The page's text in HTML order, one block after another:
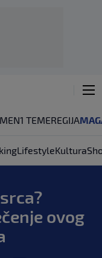
N1 TEMEREGIJA
LifestyleKultura
ovog